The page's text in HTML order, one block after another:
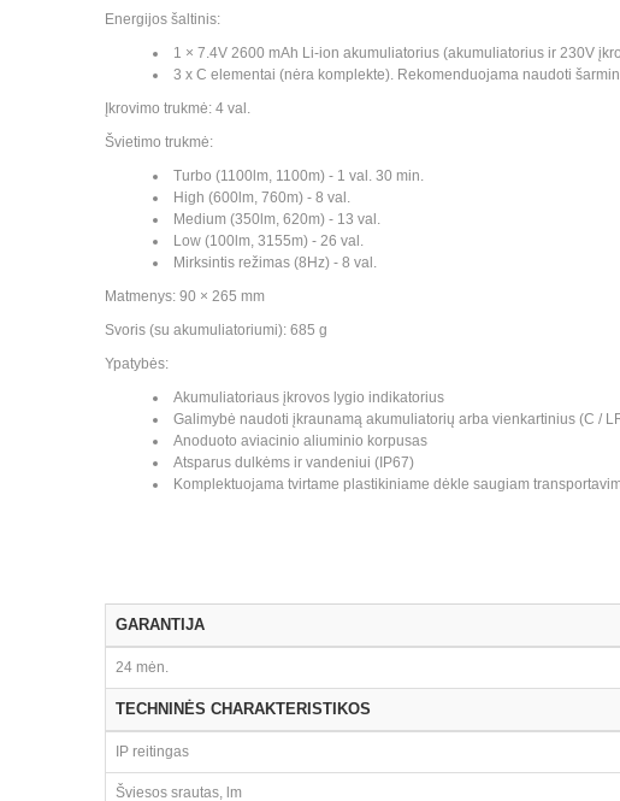
Energijos šaltinis:
1 × 7.4V 2600 mAh Li-ion akumuliatorius (akumuliatorius ir 230V
3 x C elementai (nėra komplekte). Rekomenduojama naudoti
Įkrovimo trukmė: 4 val.
Švietimo trukmė:
Turbo (1100lm, 1100m) - 1 val. 30 min.
High (600lm, 760m) - 8 val.
Medium (350lm, 620m) - 13 val.
Low (100lm, 3155m) - 26 val.
Mirksintis režimas (8Hz) - 8 val.
Matmenys: 90 × 265 mm
Svoris (su akumuliatoriumi): 685 g
Ypatybės:
Akumuliatoriaus įkrovos lygio indikatorius
Galimybė naudoti įkraunamą akumuliatorių arba vienkartinius (C /
Anoduoto aviacinio aliuminio korpusas
Atsparus dulkėms ir vandeniui (IP67)
Komplektuojama tvirtame plastikiniame dėkle saugiam
GARANTIJA
24 mėn.
TECHNINĖS CHARAKTERISTIKOS
IP reitingas
Šviesos srautas, lm